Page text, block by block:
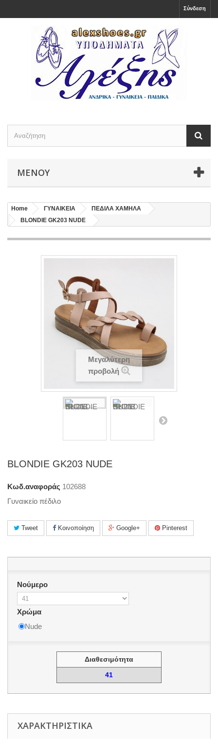
Σύνδεση
ΜΕΝΟΎ
Home ΓΥΝΑΙΚΕΙΑ
ΠΕΔΙΛΑ ΧΑΜΗΛΑ
BLONDIE GK203 NUDE
Μεγαλύτερη
προβολή
BLONDIE GK203 NUDE
Κωδ.αναφοράς 102688
Γυναικείο πέδιλο
Tweet Κοινοποίηση Google+ Pinterest
Νούμερο
Χρώμα
Nude
Διαθεσιμότητα
41
ΧΑΡΑΚΤΗΡΙΣΤΙΚΆ